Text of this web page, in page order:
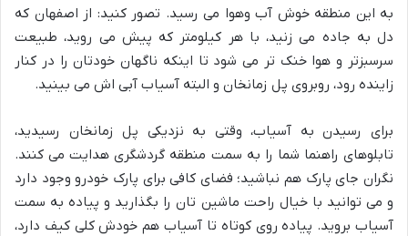
به این منطقه خوش آب وهوا می رسید. تصور کنید: از اصفهان که
دل به جاده می زنید، با هر کیلومتر که پیش می روید، طبیعت
سرسبزتر و هوا خنک تر می شود تا اینکه ناگهان خودتان را در کنار
زاینده رود، روبروی پل زمانخان و البته آسیاب آبی اش می بینید.
برای رسیدن به آسیاب، وقتی به نزدیکی پل زمانخان رسیدید،
تابلوهای راهنما شما را به سمت منطقه گردشگری هدایت می کنند.
نگران جای پارک هم نباشید؛ فضای کافی برای پارک خودرو وجود دارد
و می توانید با خیال راحت ماشین تان را بگذارید و پیاده به سمت
آسیاب بروید. پیاده روی کوتاه تا آسیاب هم خودش کلی کیف دارد،